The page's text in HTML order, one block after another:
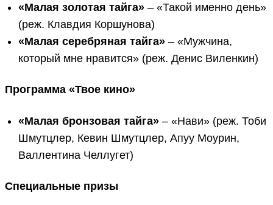
«Малая золотая тайга» – «Такой именно день»
(реж. Клавдия Коршунова)
«Малая серебряная тайга» – «Мужчина,
который мне нравится» (реж. Денис Виленкин)
Программа «Твое кино»
«Малая бронзовая тайга» – «Нави» (реж. Тоби
Шмутцлер, Кевин Шмутцлер, Апуу Моурин,
Валлентина Челлугет)
Специальные призы